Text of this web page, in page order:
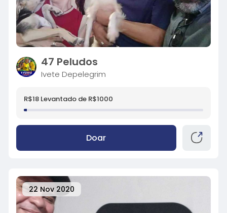
47 Peludos
Ivete Depelegrim
R$18 Levantado de R$1000
Doar
22 Nov 2020